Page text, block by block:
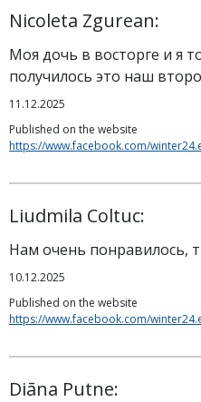
Nicoleta Zgurean:
Моя дочь в восторге и я
получилось это наш
11.12.2025
Published on the website
https://www.facebook.com/
Liudmila Coltuc:
Нам очень понравилось,
10.12.2025
Published on the website
https://www.facebook.com/
Diāna Putne: